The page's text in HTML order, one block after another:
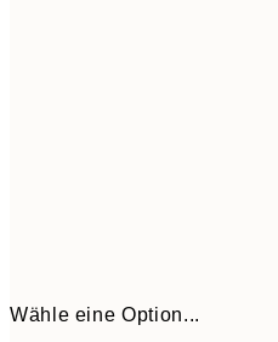
Wähle eine Option...